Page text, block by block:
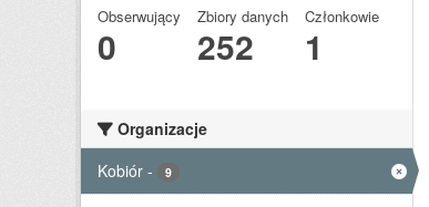
Obserwujący
0
Zbiory danych
252
Członkowie
1
Organizacje
Kobiór - 9